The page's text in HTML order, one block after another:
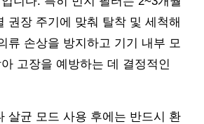
권장 주기에 맞춰 탈착 및 세척해
류 손상을 방지하고 기기 내부 모
고장을 예방하는 데 결정적인
살균 모드 사용 후에는 반드시 환